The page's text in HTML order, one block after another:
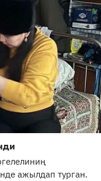
ажылдап турган.